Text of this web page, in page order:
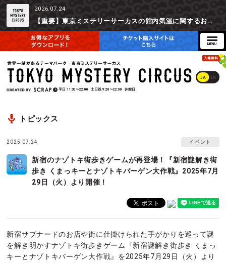
2026.07.24
【重要】東京ミステリーサーカスの館内気温に関するお詫びとご参加辞退時の返金対応について
JA EN
平日 11:30〜22:00 土日祝 9:20〜22:00 休館日
トピックス
2025.07.24 イベント
新宿のナゾトキ街歩きゲームが再登場！『新宿謎解き街
歩き くまっキーとナゾトキバーゲン大作戦』2025年7月
29日（火）より開催！
新宿サブナードのお店や街に仕掛けられた手がかりを巡って謎
を解き明かすナゾトキ街歩きゲーム『新宿謎解き街歩き くまっ
キーとナゾトキバーゲン大作戦』を2025年7月29日（火）より